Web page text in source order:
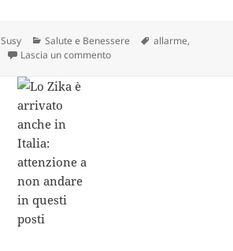
Autore
Susy Categorie
Salute e Benessere Tag
allarme,
Lascia un commentosu Scatta l’allarme in